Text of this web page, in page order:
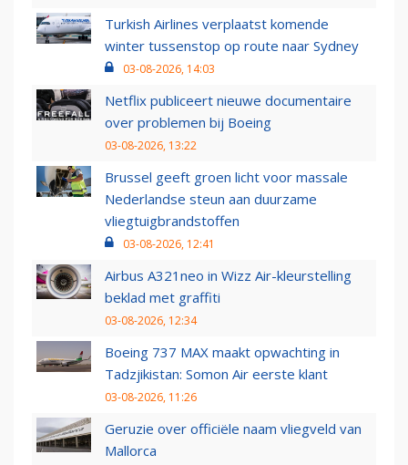
Turkish Airlines verplaatst komende
winter tussenstop op route naar Sydney
03-08-2026, 14:03
Netflix publiceert nieuwe documentaire
over problemen bij Boeing
03-08-2026, 13:22
Brussel geeft groen licht voor massale
Nederlandse steun aan duurzame
vliegtuigbrandstoffen
03-08-2026, 12:41
Airbus A321neo in Wizz Air-kleurstelling
beklad met graffiti
03-08-2026, 12:34
Boeing 737 MAX maakt opwachting in
Tadzjikistan: Somon Air eerste klant
03-08-2026, 11:26
Geruzie over officiële naam vliegveld van
Mallorca